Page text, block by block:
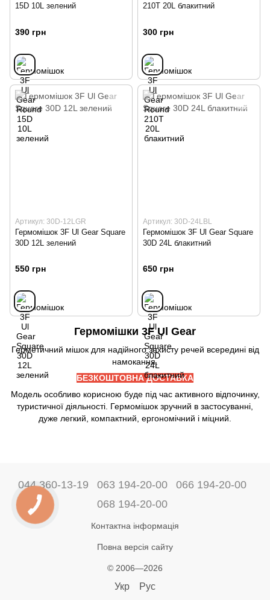
15D 10L зелений
390 грн
210T 20L блакитний
300 грн
Артикул: 30D-12LGR
Гермомiшок 3F Ul Gear Square
30D 12L зелений
550 грн
Артикул: 30D-24LBL
Гермомiшок 3F Ul Gear Square
30D 24L блакитний
650 грн
Гермомішки 3F Ul Gear
Герметичний мішок для надійного захисту речей всередині від
намокання.
БЕЗКОШТОВНА ДОСТАВКА
Модель особливо корисною буде під час активного відпочинку,
туристичної діяльності. Гермомішок зручний в застосуванні,
дуже легкий, компактний, ергономічний і міцний.
044 360-13-19 063 194-20-00
066 194-20-00
068 194-20-00
Контактна інформація
Повна версія сайту
© 2006—2026
Укр Рус